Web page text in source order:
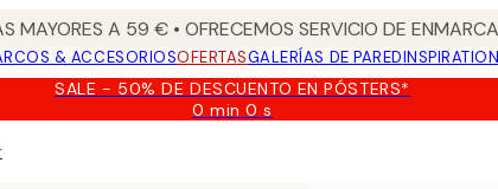
MAYORES A 59 € • OFRECEMOS SERVICIO DE
& ACCESORIOSOFERTASGALERÍAS DE PARED
SALE - 50% DE DESCUENTO EN PÓSTERS*
0 min0 s
Válido